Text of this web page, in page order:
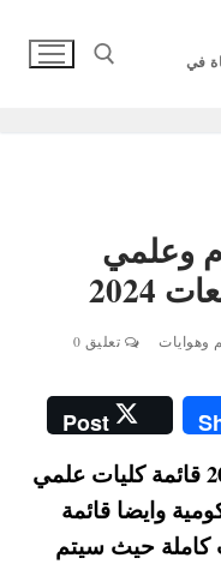
تعليق 0
Post
2024 قائمة كليات علمي
قائمة
سيتم